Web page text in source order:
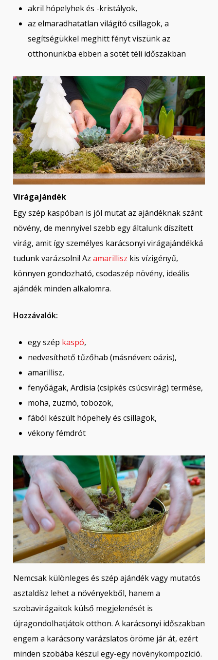
akril hópelyhek és -kristályok,
az elmaradhatatlan világító csillagok, a
segítségükkel meghitt fényt viszünk az
otthonunkba ebben a sötét téli időszakban
Virágajándék
Egy szép kaspóban is jól mutat az ajándéknak szánt
növény, de mennyivel szebb egy általunk díszített
virág, amit így személyes karácsonyi virágajándékká
tudunk varázsolni! Az amarillisz kis vízigényű,
könnyen gondozható, csodaszép növény, ideális
ajándék minden alkalomra.
Hozzávalók:
egy szép kaspó,
nedvesíthető tűzőhab (másnéven: oázis),
amarillisz,
fenyőágak, Ardisia (csipkés csúcsvirág) termése,
moha, zuzmó, tobozok,
fából készült hópehely és csillagok,
vékony fémdrót
Nemcsak különleges és szép ajándék vagy mutatós
asztaldísz lehet a növényekből, hanem a
szobavirágaitok külső megjelenését is
újragondolhatjátok otthon. A karácsonyi időszakban
engem a karácsony varázslatos öröme jár át, ezért
minden szobába készül egy-egy növénykompozíció.